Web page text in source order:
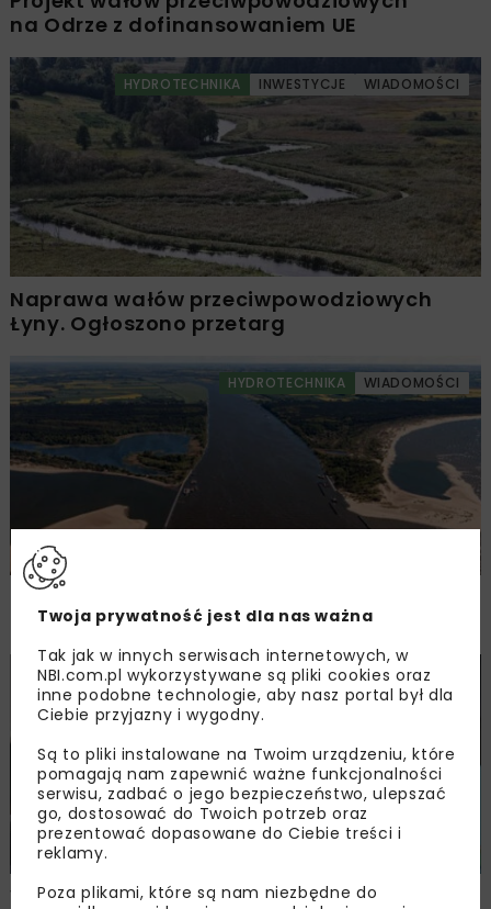
na Odrze z dofinansowaniem UE
HYDROTECHNIKA INWESTYCJE WIADOMOŚCI
Naprawa wałów przeciwpowodziowych
Łyny. Ogłoszono przetarg
HYDROTECHNIKA WIADOMOŚCI
Zielone światło dla inwestycji
przeciwpowodziowych na Żuławach
HYDROTECHNIKA WIADOMOŚCI
Wały przeciwpowodziowe w Łapanowie –
Twoja prywatność jest dla nas ważna
Tak jak w innych serwisach internetowych, w
NBI.com.pl wykorzystywane są pliki cookies oraz
inne podobne technologie, aby nasz portal był dla
Ciebie przyjazny i wygodny.
Są to pliki instalowane na Twoim urządzeniu, które
pomagają nam zapewnić ważne funkcjonalności
serwisu, zadbać o jego bezpieczeństwo, ulepszać
go, dostosować do Twoich potrzeb oraz
prezentować dopasowane do Ciebie treści i
reklamy.
Poza plikami, które są nam niezbędne do